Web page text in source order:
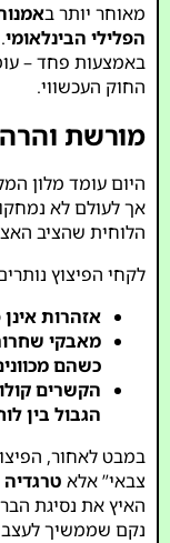
מאוחר יותר ב
הפלילי הבינלאומי
באמצעות פחד –
החוק העכשווי.
מורשת
היום עומד מלון
אך לעולם לא
הלוחית שהציב
לקחי הפיצוץ
אזהרות
מאבקי
כשהם
הקשרים
הגבול בין
במבט לאחור,
צבאי” אלא
האיץ את נסיגת
נקם שממשיך לעצב